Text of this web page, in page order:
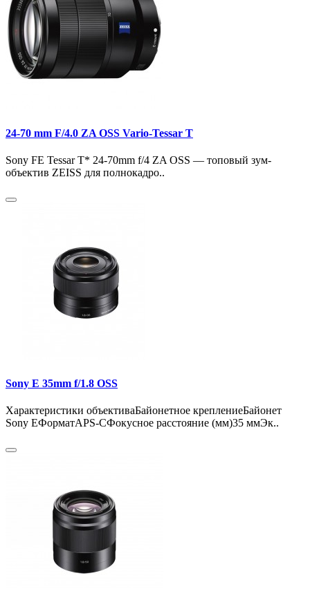
24-70 mm F/4.0 ZA OSS Vario-Tessar T
Sony FE Tessar T* 24-70mm f/4 ZA OSS — топовый зум-
объектив ZEISS для полнокадро..
Sony E 35mm f/1.8 OSS
Характеристики объективаБайонетное креплениеБайонет
Sony EФорматAPS-CФокусное расстояние (мм)35 ммЭк..